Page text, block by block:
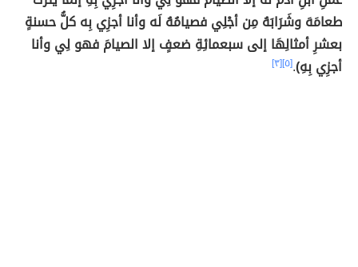
طعامَهَ وشَرَابَهُ مِن أجْلِي فصيامُهُ لَه وأنا أجزِي بِه كلُّ حسنةٍ
بعشرِ أمثالِهَا إلى سبعمائِةِ ضعفٍ إلا الصيامَ فهو لِي وأنا
أجزِي بِهِ).[٥] [٣]